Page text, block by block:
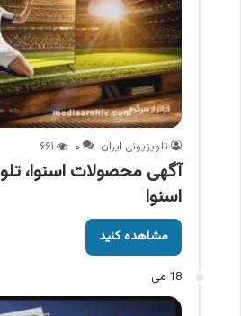
تلویزیونی ایران ۰ ۶۶۱
اسنوا
مشاهده کنید
18 می